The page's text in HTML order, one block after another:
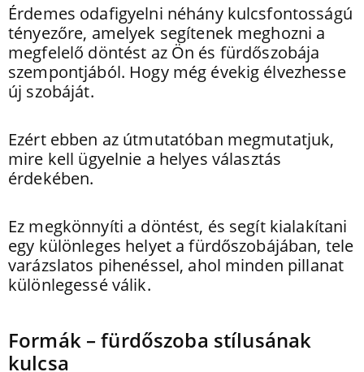
Érdemes odafigyelni néhány kulcsfontosságú
tényezőre, amelyek segítenek meghozni a
megfelelő döntést az Ön és fürdőszobája
szempontjából. Hogy még évekig élvezhesse
új szobáját.
Ezért ebben az útmutatóban megmutatjuk,
mire kell ügyelnie a helyes választás
érdekében.
Ez megkönnyíti a döntést, és segít kialakítani
egy különleges helyet a fürdőszobájában, tele
varázslatos pihenéssel, ahol minden pillanat
különlegessé válik.
Formák – fürdőszoba stílusának
kulcsa